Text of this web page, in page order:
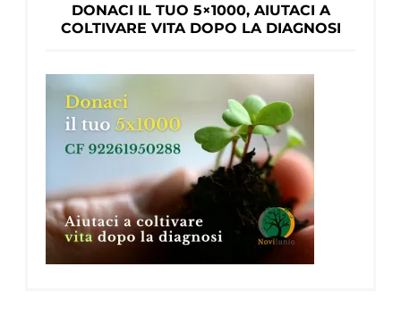
DONACI IL TUO 5×1000, AIUTACI A
COLTIVARE VITA DOPO LA DIAGNOSI